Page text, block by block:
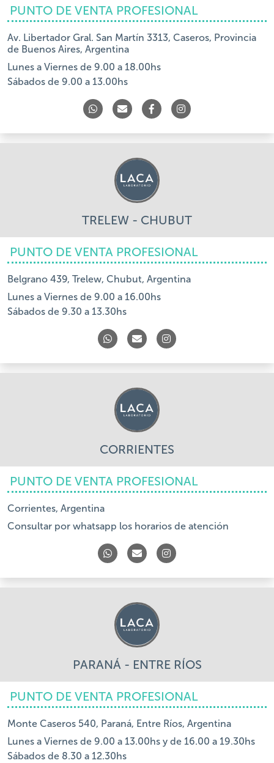
PUNTO DE VENTA PROFESIONAL
Av. Libertador Gral. San Martín 3313, Caseros, Provincia
de Buenos Aires, Argentina
Lunes a Viernes de 9.00 a 18.00hs
Sábados de 9.00 a 13.00hs
TRELEW - CHUBUT
PUNTO DE VENTA PROFESIONAL
Belgrano 439, Trelew, Chubut, Argentina
Lunes a Viernes de 9.00 a 16.00hs
Sábados de 9.30 a 13.30hs
CORRIENTES
PUNTO DE VENTA PROFESIONAL
Corrientes, Argentina
Consultar por whatsapp los horarios de atención
PARANÁ - ENTRE RÍOS
PUNTO DE VENTA PROFESIONAL
Monte Caseros 540, Paraná, Entre Ríos, Argentina
Lunes a Viernes de 9.00 a 13.00hs y de 16.00 a 19.30hs
Sábados de 8.30 a 12.30hs